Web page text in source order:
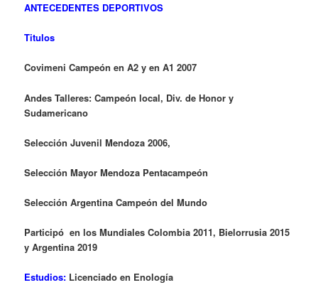
ANTECEDENTES DEPORTIVOS
Titulos
Covimeni Campeón en A2 y en A1 2007
Andes Talleres: Campeón local, Div. de Honor y
Sudamericano
Selección Juvenil Mendoza 2006,
Selección Mayor Mendoza Pentacampeón
Selección Argentina Campeón del Mundo
Participó en los Mundiales Colombia 2011, Bielorrusia 2015
y Argentina 2019
Estudios: Licenciado en Enología